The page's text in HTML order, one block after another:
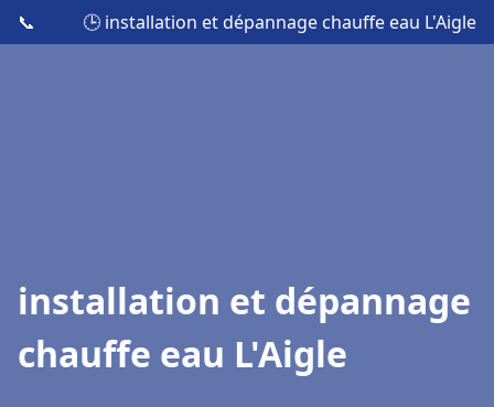
📞 🕒 installation et dépannage chauffe eau L'Aigle
installation et dépannage
chauffe eau L'Aigle